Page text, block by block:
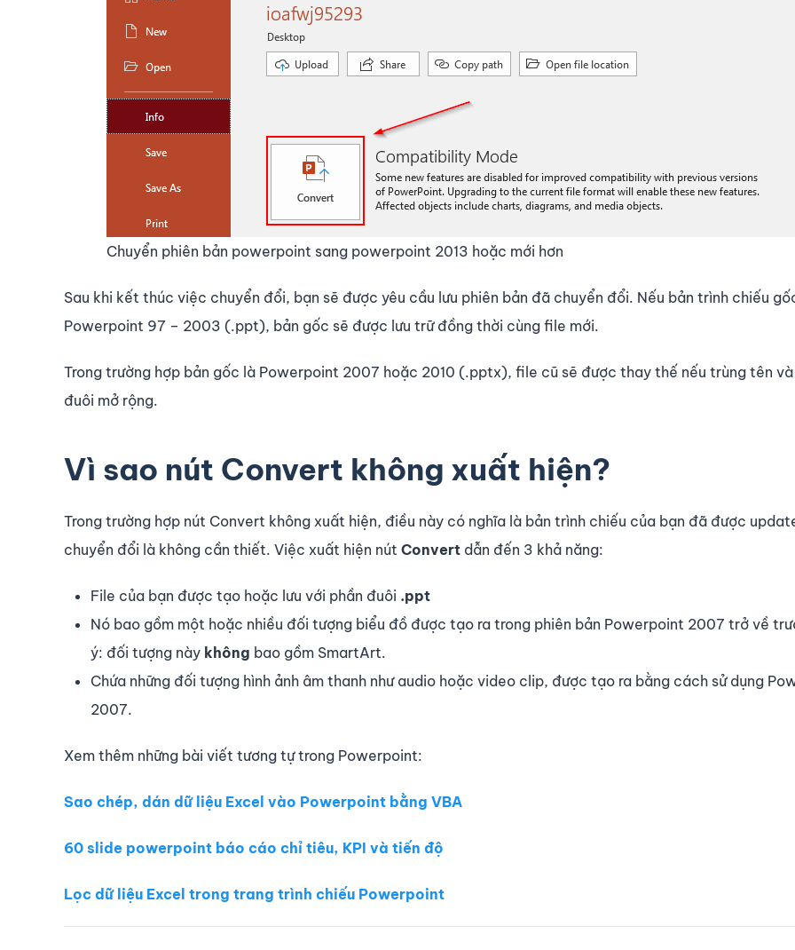
Chuyển phiên bản powerpoint sang powerpoint 2013 hoặc mới hơn
Sau khi kết thúc việc chuyển đổi, bạn sẽ được yêu cầu lưu phiên bản đã chuyển đổi. Nếu bản trình chiếu
Powerpoint 97 – 2003 (.ppt), bản gốc sẽ được lưu trữ đồng thời cùng file mới.
Trong trường hợp bản gốc là Powerpoint 2007 hoặc 2010 (.pptx), file cũ sẽ được thay thế nếu trùng tên
đuôi mở rộng.
Vì sao nút Convert không xuất hiện?
Trong trường hợp nút Convert không xuất hiện, điều này có nghĩa là bản trình chiếu của bạn đã được
chuyển đổi là không cần thiết. Việc xuất hiện nút Convert dẫn đến 3 khả năng:
File của bạn được tạo hoặc lưu với phần đuôi .ppt
Nó bao gồm một hoặc nhiều đối tượng biểu đồ được tạo ra trong phiên bản Powerpoint 2007 trở về
ý: đối tượng này không bao gồm SmartArt.
Chứa những đối tượng hình ảnh âm thanh như audio hoặc video clip, được tạo ra bằng cách sử dụng
2007.
Xem thêm những bài viết tương tự trong Powerpoint:
Sao chép, dán dữ liệu Excel vào Powerpoint bằng VBA
60 slide powerpoint báo cáo chỉ tiêu, KPI và tiến độ
Lọc dữ liệu Excel trong trang trình chiếu Powerpoint